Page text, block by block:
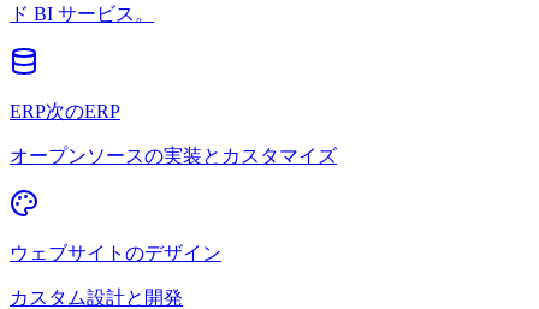
ド BI サービス。
ERP次のERP
オープンソースの実装とカスタマイズ
ウェブサイトのデザイン
カスタム設計と開発